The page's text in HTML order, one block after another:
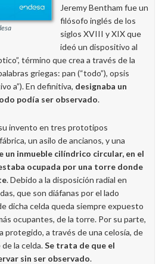
Jeremy Bentham fue un
filósofo inglés de los
siglos XVIII y XIX que
ideó un dispositivo al
término que crea a través de la
griegas: pan (“todo”), opsis
a”). En definitiva, designaba un
podía ser observado.
invento en tres prototipos
un asilo de ancianos, y una
un inmueble cilíndrico circular, en el
ocupada por una torre donde
. Debido a la disposición radial en
que son diáfanas por el lado
dicha celda queda siempre expuesto
ocupantes, de la torre. Por su parte,
protegido, a través de una celosía, de
la celda.Se trata de que el
sin ser observado.